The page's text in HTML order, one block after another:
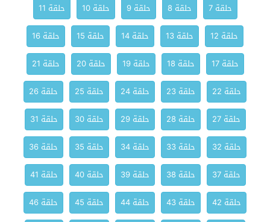
حلقة 7
حلقة 8 حلقة 9 حلقة 10
حلقة 11
حلقة 12
حلقة 13 حلقة 14 حلقة 15
حلقة 16
حلقة 17
حلقة 18 حلقة 19 حلقة 20
حلقة 21
حلقة 22
حلقة 23 حلقة 24 حلقة 25
حلقة 26
حلقة 27
حلقة 28 حلقة 29 حلقة 30
حلقة 31
حلقة 32
حلقة 33 حلقة 34 حلقة 35
حلقة 36
حلقة 37
حلقة 38 حلقة 39 حلقة 40
حلقة 41
حلقة 42
حلقة 43 حلقة 44 حلقة 45
حلقة 46